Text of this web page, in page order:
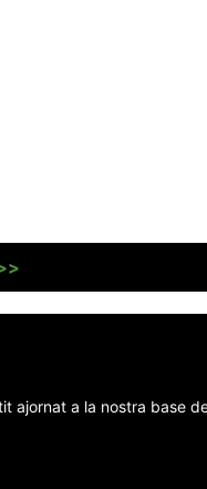
ajornat a la nostra base